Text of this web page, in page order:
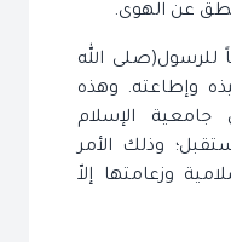
عن الهوى.
للرسول(صلى الله
وإطاعته. وهذه
الإسلام
وذلك الأمر
وزعامتها إلاّ